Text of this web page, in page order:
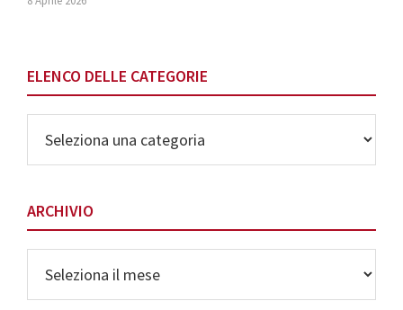
ELENCO DELLE CATEGORIE
delle
Categorie
ARCHIVIO